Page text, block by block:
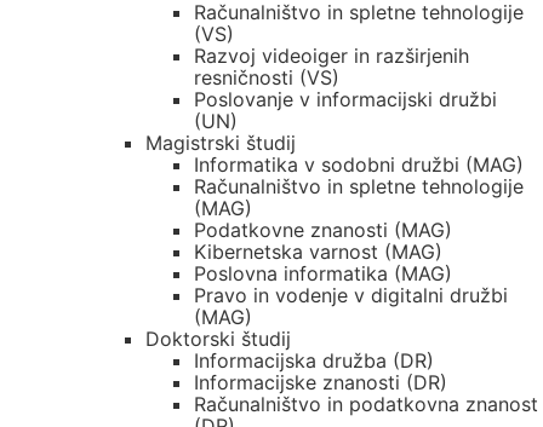
Računalništvo in spletne tehnologije
(VS)
Razvoj videoiger in razširjenih
resničnosti (VS)
Poslovanje v informacijski družbi
(UN)
Magistrski študij
Informatika v sodobni družbi (MAG)
Računalništvo in spletne tehnologije
(MAG)
Podatkovne znanosti (MAG)
Kibernetska varnost (MAG)
Poslovna informatika (MAG)
Pravo in vodenje v digitalni družbi
(MAG)
Doktorski študij
Informacijska družba (DR)
Informacijske znanosti (DR)
Računalništvo in podatkovna znanost